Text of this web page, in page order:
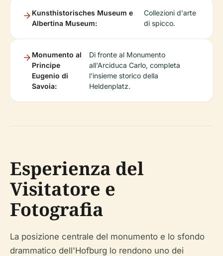
Kunsthistorisches Museum e
Albertina Museum:
Collezioni d'arte
di spicco.
Monumento al
Principe
Eugenio di
Savoia:
Di fronte al Monumento
all'Arciduca Carlo, completa
l'insieme storico della
Heldenplatz.
Esperienza del
Visitatore e
Fotografia
La posizione centrale del monumento e lo sfondo
drammatico dell'Hofburg lo rendono uno dei